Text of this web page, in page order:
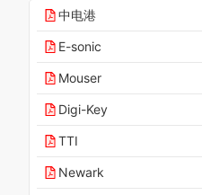
中电港
E-sonic
Mouser
Digi-Key
TTI
Newark